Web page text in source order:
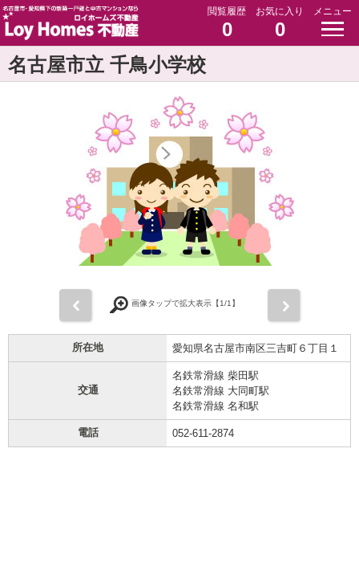
閲覧履歴
0
お気に入り
0
メニュー
名古屋市立 千鳥小学校
画像タップで拡大表示【1/1】
所在地 愛知県名古屋市南区三吉町６丁目１
交通
名鉄常滑線 柴田駅
名鉄常滑線 大同町駅
名鉄常滑線 名和駅
電話 052-611-2874